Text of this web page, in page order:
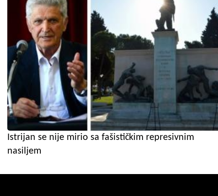
Istrijan se nije mirio sa fašističkim represivnim
nasiljem